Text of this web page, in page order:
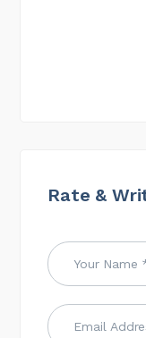
Rate &